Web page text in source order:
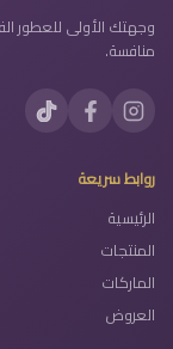
وجهتك الأولى للعطور
منافسة.
روابط سريعة
الرئيسية
المنتجات
الماركات
العروض